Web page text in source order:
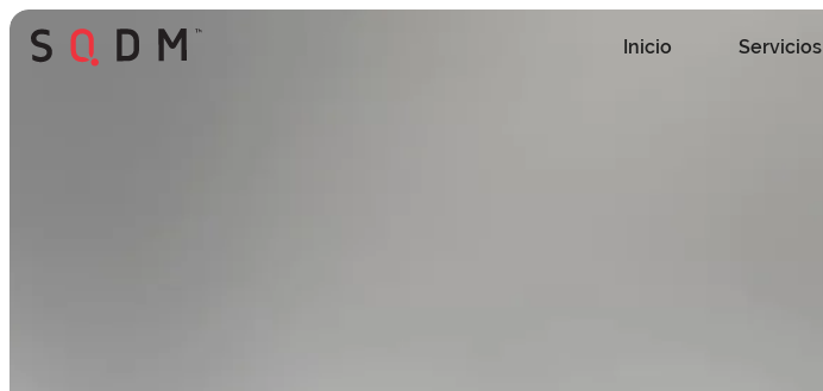
Inicio Servicios